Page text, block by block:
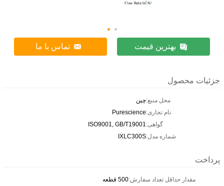
بهترین قیمت تماس با ما
جزئیات محصول
محل منبع:چين
نام تجاری:Purescience
گواهی:ISO9001, GB/T19001
شماره مدل:IXLC300S
پرداخت
مقدار حداقل تعداد سفارش:500 قطعه